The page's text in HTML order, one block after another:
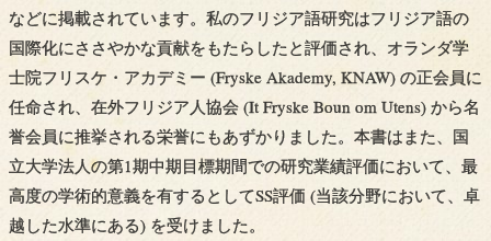
などに掲載されています。私のフリジア語研究はフリジア語の
国際化にささやかな貢献をもたらしたと評価され、オランダ学
士院フリスケ・アカデミー (Fryske Akademy, KNAW) の正会員に
任命され、在外フリジア人協会 (It Fryske Boun om Utens) から名
誉会員に推挙される栄誉にもあずかりました。本書はまた、国
立大学法人の第1期中期目標期間での研究業績評価において、最
高度の学術的意義を有するとしてSS評価 (当該分野において、卓
越した水準にある) を受けました。